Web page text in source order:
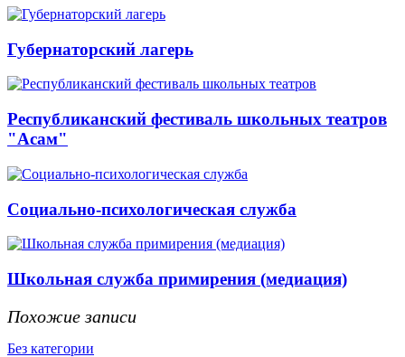
Губернаторский лагерь
Республиканский фестиваль школьных театров
"Асам"
Социально-психологическая служба
Школьная служба примирения (медиация)
Похожие записи
Без категории